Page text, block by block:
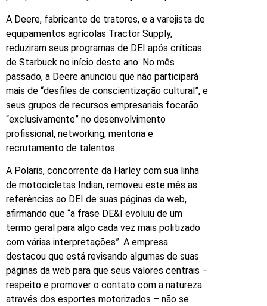
A Deere, fabricante de tratores, e a varejista de
equipamentos agrícolas Tractor Supply,
reduziram seus programas de DEI após críticas
de Starbuck no início deste ano. No mês
passado, a Deere anunciou que não participará
mais de “desfiles de conscientização cultural”, e
seus grupos de recursos empresariais focarão
“exclusivamente” no desenvolvimento
profissional, networking, mentoria e
recrutamento de talentos.
A Polaris, concorrente da Harley com sua linha
de motocicletas Indian, removeu este mês as
referências ao DEI de suas páginas da web,
afirmando que “a frase DE&I evoluiu de um
termo geral para algo cada vez mais politizado
com várias interpretações”. A empresa
destacou que está revisando algumas de suas
páginas da web para que seus valores centrais –
respeito e promover o contato com a natureza
através dos esportes motorizados – não se